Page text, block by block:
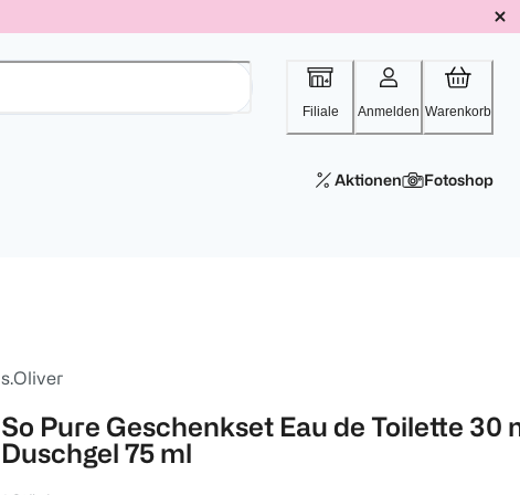
Filiale Anmelden Warenkorb
Aktionen Fotoshop
s.Oliver
So Pure Geschenkset Eau de Toilette 30
Duschgel 75 ml